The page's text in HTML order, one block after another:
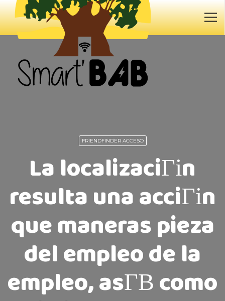
FRIENDFINDER ACCESO
La localizaciГіn
resulta una acciГіn
que maneras pieza
del empleo de la
empleo, asГ­В­ como